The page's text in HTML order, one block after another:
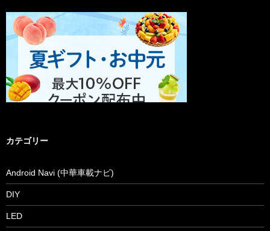
カテゴリー
Android Navi (中華車載ナビ)
DIY
LED